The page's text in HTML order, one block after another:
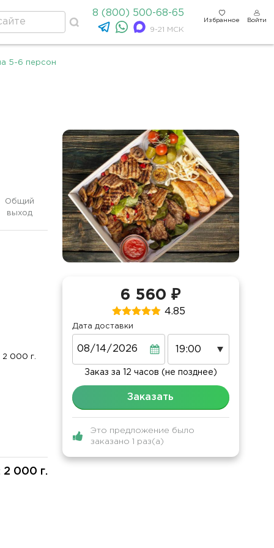
8 (800) 500-68-65
9-21 МСК
Избранное Войти
5-6 персон
Общий
выход
2 000 г.
2 000 г.
6 560 ₽
4.85
Дата доставки
Заказ за 12 часов (не позднее)
Заказать
Это предложение было
заказано 1 раз(а)